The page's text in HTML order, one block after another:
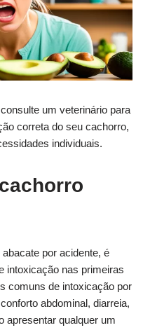
um veterinário para
correta do seu cachorro,
individuais.
por acidente, é
intoxicação nas primeiras
comuns de intoxicação por
abdominal, diarreia,
apresentar qualquer um